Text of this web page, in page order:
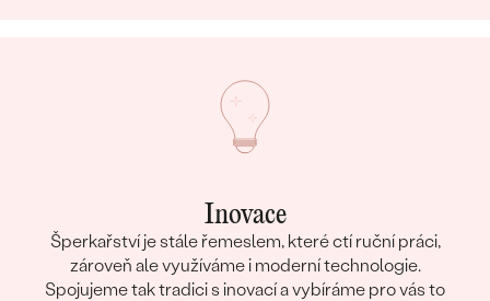
Inovace
Šperkařství je stále řemeslem, které ctí ruční práci,
zároveň ale využíváme i moderní technologie.
Spojujeme tak tradici s inovací a vybíráme pro vás to